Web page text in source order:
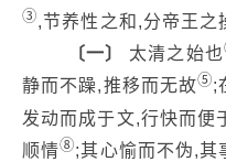
③,节养性之和,分帝王之
〔一〕
太清之始也
静而不躁,推移而无故⑤;
发动而成于文,行快而便
顺情⑧;其心愉而不伪,其